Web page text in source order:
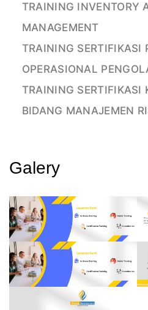
TRAINING INVENTORY
MANAGEMENT
TRAINING SERTIFIKASI
OPERASIONAL
TRAINING SERTIFIKASI
BIDANG MANAJEMEN
Galery